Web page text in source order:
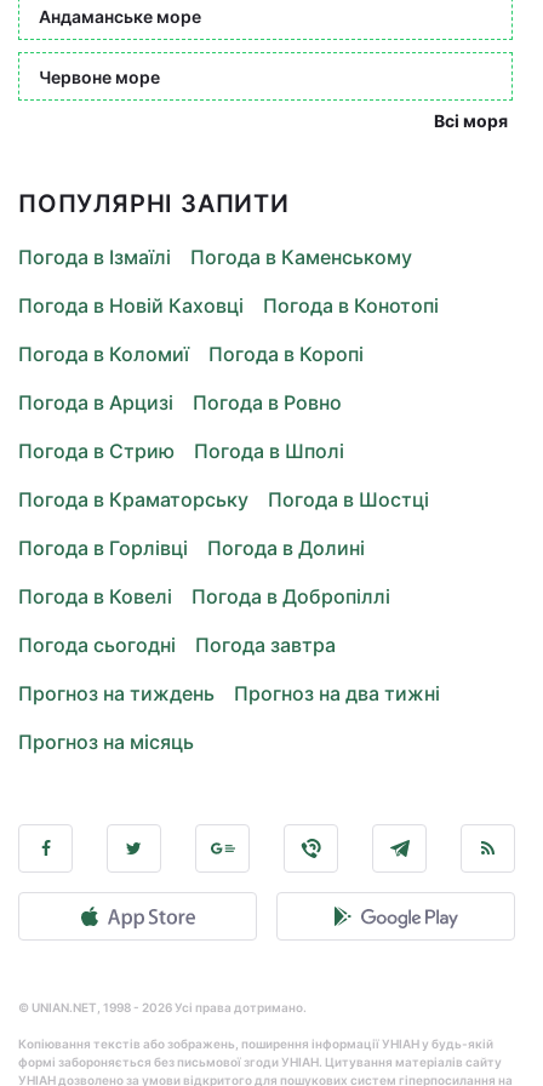
Андаманське море
Червоне море
Всі моря
ПОПУЛЯРНІ ЗАПИТИ
Погода в Ізмаїлі
Погода в Каменському
Погода в Новій Каховці
Погода в Конотопі
Погода в Коломиї
Погода в Коропі
Погода в Арцизі
Погода в Ровно
Погода в Стрию
Погода в Шполі
Погода в Краматорську
Погода в Шостці
Погода в Горлівці
Погода в Долині
Погода в Ковелі
Погода в Добропіллі
Погода сьогодні
Погода завтра
Прогноз на тиждень
Прогноз на два тижні
Прогноз на місяць
© UNIAN.NET, 1998 - 2026 Усі права дотримано.
Копіювання текстів або зображень, поширення інформації УНІАН у будь-якій
формі забороняється без письмової згоди УНІАН. Цитування матеріалів сайту
УНІАН дозволено за умови відкритого для пошукових систем гіперпосилання на